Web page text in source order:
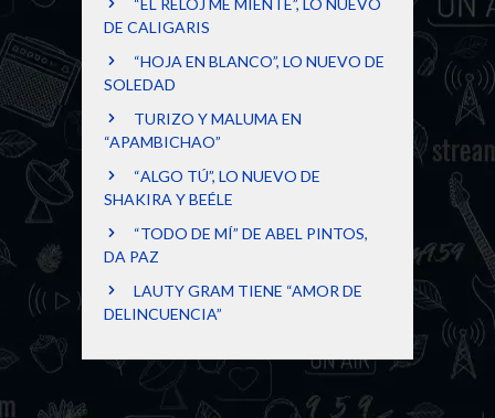
“EL RELOJ ME MIENTE”, LO NUEVO
DE CALIGARIS
“HOJA EN BLANCO”, LO NUEVO DE
SOLEDAD
TURIZO Y MALUMA EN
“APAMBICHAO”
“ALGO TÚ”, LO NUEVO DE
SHAKIRA Y BEÉLE
“TODO DE MÍ” DE ABEL PINTOS,
DA PAZ
LAUTY GRAM TIENE “AMOR DE
DELINCUENCIA”